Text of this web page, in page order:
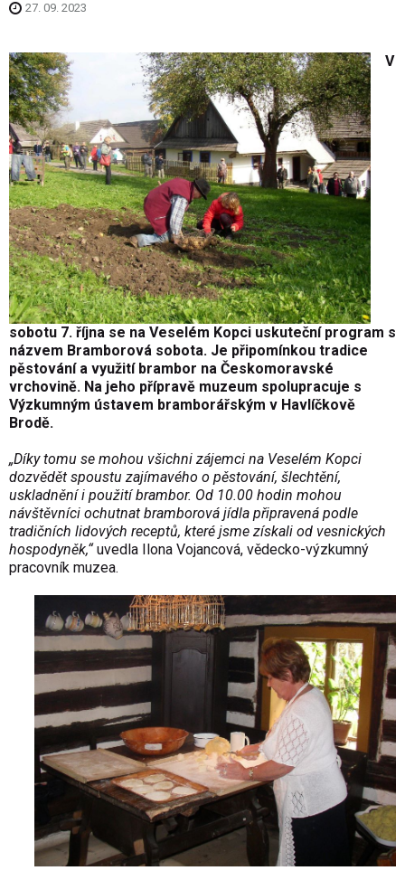
27. 09. 2023
V
sobotu 7. října se na Veselém Kopci uskuteční program s
názvem Bramborová sobota. Je připomínkou tradice
pěstování a využití brambor na Českomoravské
vrchovině. Na jeho přípravě muzeum spolupracuje s
Výzkumným ústavem bramborářským v Havlíčkově
Brodě.
„Díky tomu se mohou všichni zájemci na Veselém Kopci
dozvědět spoustu zajímavého o pěstování, šlechtění,
uskladnění i použití brambor. Od 10.00 hodin mohou
návštěvníci ochutnat bramborová jídla připravená podle
tradičních lidových receptů, které jsme získali od vesnických
hospodyněk,“ uvedla Ilona Vojancová, vědecko-výzkumný
pracovník muzea.